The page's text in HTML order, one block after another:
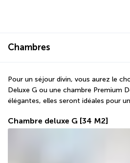
Chambres
Pour un séjour divin, vous aurez le
Deluxe G ou une chambre Premium
élégantes, elles seront idéales pour
Chambre deluxe G [34 M2]